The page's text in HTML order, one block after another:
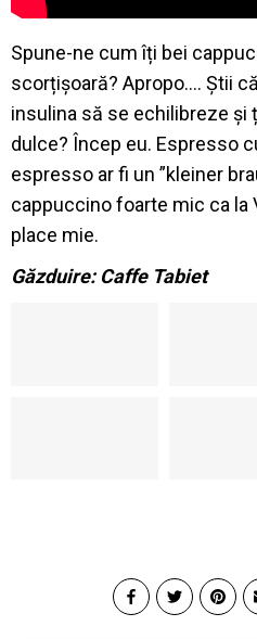
Spune-ne cum îți bei
scorțișoară? Apropo…. Știi
insulina să se echilibreze și
dulce? Încep eu. Espresso
espresso ar fi un ”kleiner
cappuccino foarte mic ca la
place mie.
Găzduire: Caffe Tabiet